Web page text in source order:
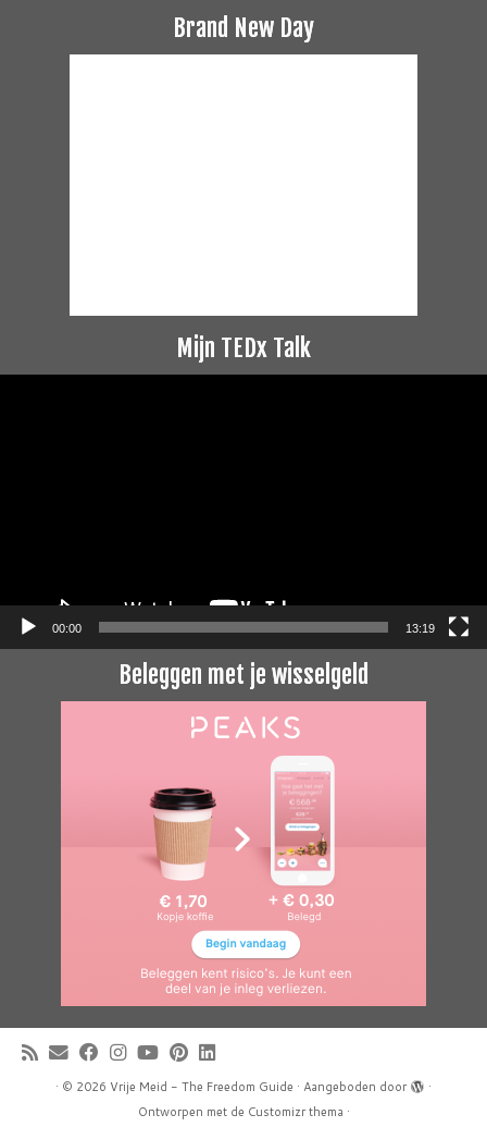
Brand New Day
Mijn TEDx Talk
00:00 13:19
Beleggen met je wisselgeld
· © 2026 Vrije Meid - The Freedom Guide · Aangeboden door
·
Ontworpen met de Customizr thema ·